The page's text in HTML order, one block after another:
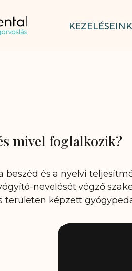
KEZELÉSEINK
mivel foglalkozik?
beszéd és a nyelvi
nevelését végző
területen képzett